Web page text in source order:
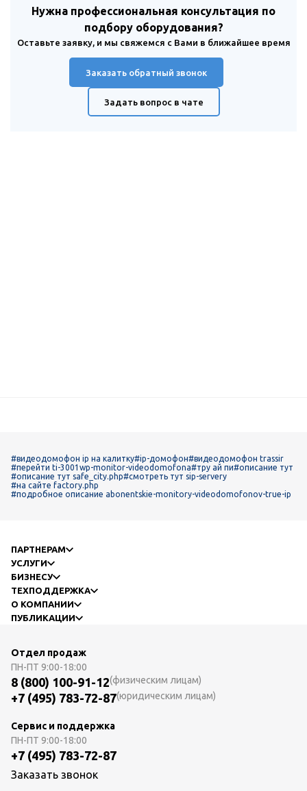
Нужна профессиональная консультация по
подбору оборудования?
Оставьте заявку, и мы свяжемся с Вами в ближайшее время
Заказать обратный звонок
Задать вопрос в чате
#видеодомофон ip на калитку#ip-домофон#видеодомофон trassir
#перейти ti-3001wp-monitor-videodomofona#тру ай пи#описание тут
#описание тут safe_city.php#смотреть тут sip-servery
#на сайте factory.php
#подробное описание abonentskie-monitory-videodomofonov-true-ip
ПАРТНЕРАМ
УСЛУГИ
БИЗНЕСУ
ТЕХПОДДЕРЖКА
О КОМПАНИИ
ПУБЛИКАЦИИ
Отдел продаж
ПН-ПТ 9:00-18:00
8 (800) 100-91-12(физическим лицам)
+7 (495) 783-72-87(юридическим лицам)
Сервис и поддержка
ПН-ПТ 9:00-18:00
+7 (495) 783-72-87
Заказать звонок